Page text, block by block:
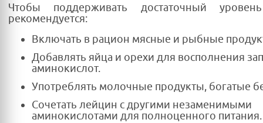
Чтобы поддерживать достаточный
рекомендуется:
Включать в рацион мясные и рыбные
Добавлять яйца и орехи для восполнения
аминокислот.
Употреблять молочные продукты, богатые
Сочетать лейцин с другими незаменимыми
аминокислотами для полноценного питания.